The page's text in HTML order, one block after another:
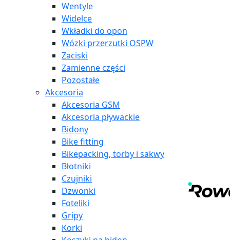
Wentyle
Widelce
Wkładki do opon
Wózki przerzutki OSPW
Zaciski
Zamienne części
Pozostałe
Akcesoria
Akcesoria GSM
Akcesoria pływackie
Bidony
Bike fitting
Bikepacking, torby i sakwy
Błotniki
Czujniki
Dzwonki
Foteliki
Gripy
Korki